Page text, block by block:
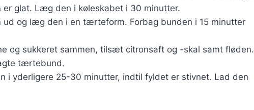
glat. Læg den i køleskabet i 30 minutter.
ud og læg den i en tærteform. Forbag bunden i 15 minutter
og sukkeret sammen, tilsæt citronsaft og -skal samt fløden.
tærtebund.
i yderligere 25-30 minutter, indtil fyldet er stivnet. Lad den